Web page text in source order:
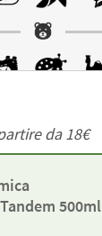
da18€
500ml